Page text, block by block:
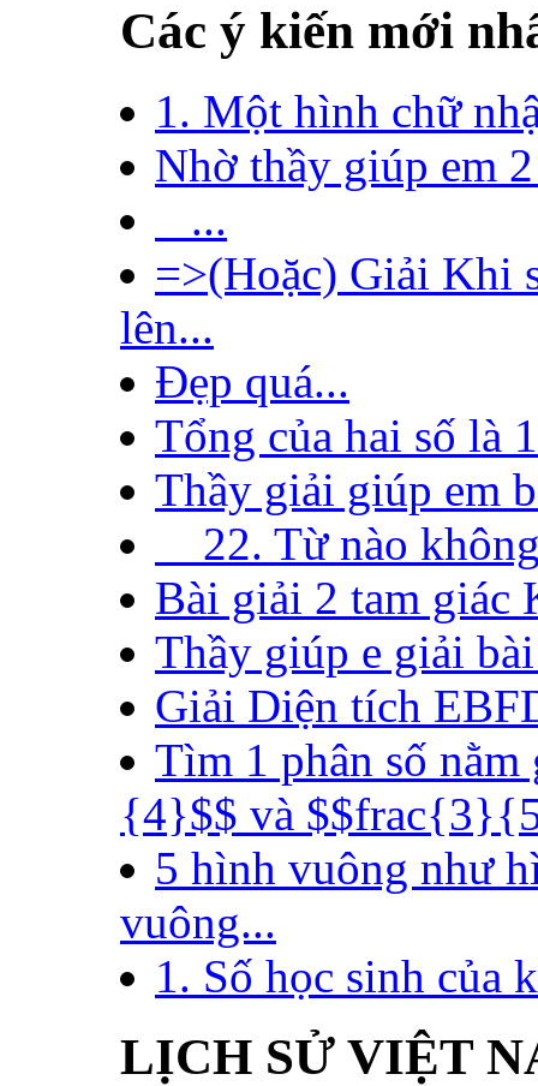
Các ý kiến mới
1. Một hình chữ
Nhờ thầy giúp em
...
=>(Hoặc) Giải Khi
lên...
Đẹp quá...
Tổng của hai số là
Thầy giải giúp em
22. Từ nào
Bài giải 2 tam giác
Thầy giúp e giải
Giải Diện tích
Tìm 1 phân số
{4}$$ và
5 hình vuông như
vuông...
1. Số học sinh của
LỊCH SỬ VIỆT